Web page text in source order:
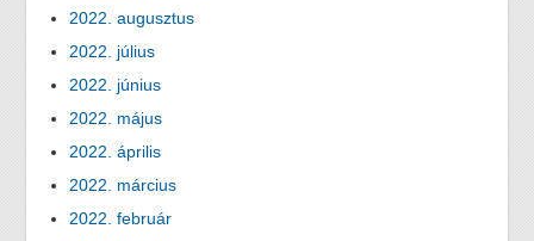
2022. augusztus
2022. július
2022. június
2022. május
2022. április
2022. március
2022. február